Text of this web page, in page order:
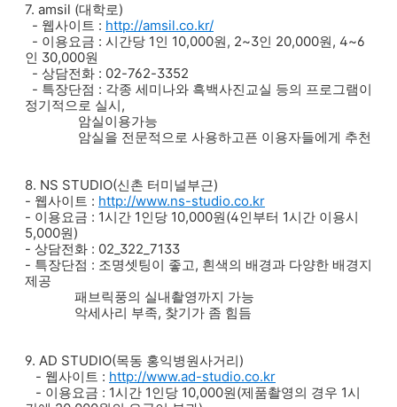
7. amsil (대학로)
- 웹사이트 : http://amsil.co.kr/
- 이용요금 : 시간당 1인 10,000원, 2~3인 20,000원, 4~6
인 30,000원
- 상담전화 : 02-762-3352
- 특장단점 : 각종 세미나와 흑백사진교실 등의 프로그램이
정기적으로 실시,
암실이용가능
암실을 전문적으로 사용하고픈 이용자들에게 추천
8. NS STUDIO(신촌 터미널부근)
- 웹사이트 : http://www.ns-studio.co.kr
- 이용요금 : 1시간 1인당 10,000원(4인부터 1시간 이용시
5,000원)
- 상담전화 : 02_322_7133
- 특장단점 : 조명셋팅이 좋고, 흰색의 배경과 다양한 배경지
제공
패브릭풍의 실내촬영까지 가능
악세사리 부족, 찾기가 좀 힘듬
9. AD STUDIO(목동 홍익병원사거리)
- 웹사이트 : http://www.ad-studio.co.kr
- 이용요금 : 1시간 1인당 10,000원(제품촬영의 경우 1시